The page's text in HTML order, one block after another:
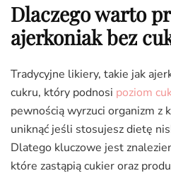
Dlaczego warto
ajerkoniak bez
Tradycyjne likiery, takie jak
cukru, który podnosi poziom
pewnością wyrzuci organizm z
uniknąć jeśli stosujesz dietę
Dlatego kluczowe jest
które zastąpią cukier oraz